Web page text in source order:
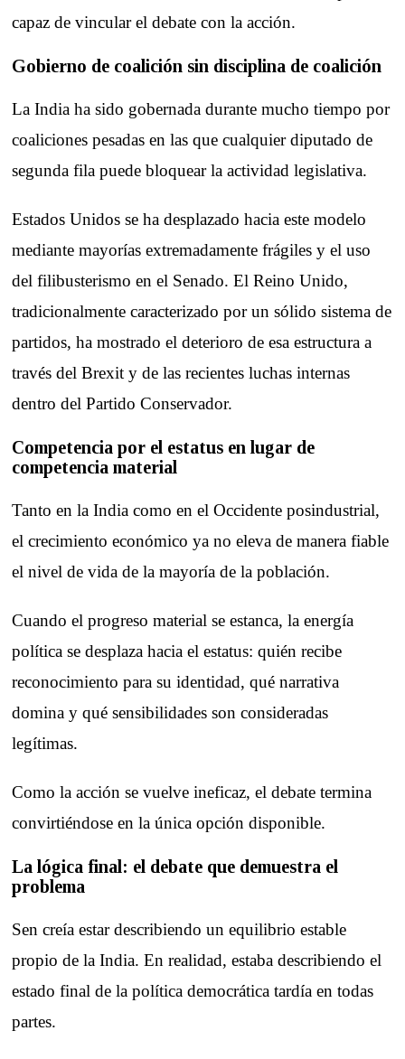
capaz de vincular el debate con la acción.
Gobierno de coalición sin disciplina de coalición
La India ha sido gobernada durante mucho tiempo por
coaliciones pesadas en las que cualquier diputado de
segunda fila puede bloquear la actividad legislativa.
Estados Unidos se ha desplazado hacia este modelo
mediante mayorías extremadamente frágiles y el uso
del filibusterismo en el Senado. El Reino Unido,
tradicionalmente caracterizado por un sólido sistema de
partidos, ha mostrado el deterioro de esa estructura a
través del Brexit y de las recientes luchas internas
dentro del Partido Conservador.
Competencia por el estatus en lugar de
competencia material
Tanto en la India como en el Occidente posindustrial,
el crecimiento económico ya no eleva de manera fiable
el nivel de vida de la mayoría de la población.
Cuando el progreso material se estanca, la energía
política se desplaza hacia el estatus: quién recibe
reconocimiento para su identidad, qué narrativa
domina y qué sensibilidades son consideradas
legítimas.
Como la acción se vuelve ineficaz, el debate termina
convirtiéndose en la única opción disponible.
La lógica final: el debate que demuestra el
problema
Sen creía estar describiendo un equilibrio estable
propio de la India. En realidad, estaba describiendo el
estado final de la política democrática tardía en todas
partes.